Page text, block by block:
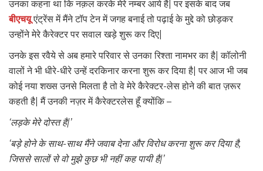
उनका कहना था कि नक़ल करके मेरे नम्बर आये है| पर इसके बाद जब
बीएचयू एंट्रेंस में मैंने टॉप टेन में जगह बनाई तो पढ़ाई के मुद्दे को छोड़कर
उन्होंने मेरे कैरेक्टर पर सवाल खड़े शुरू कर दिए|
उनके इस रवैये से अब हमारे परिवार से उनका रिश्ता नामभर का है| कॉलोनी
वालों ने भी धीरे-धीरे उन्हें दरकिनार करना शुरू कर दिया है| पर आज भी जब
कोई नया शख्स उनसे मिलता है तो वे मेरे कैरेक्टर-लेस होने की बात ज़रूर
कहती है| मैं उनकी नज़र में कैरेक्टरलेस हूँ क्योंकि –
‘लड़के मेरे दोस्त है|’
‘बड़े होने के साथ-साथ मैंने जवाब देना और विरोध करना शुरू कर दिया है,
जिससे सालों से वो मुझे कुछ भी नहीं कह पायी है|’